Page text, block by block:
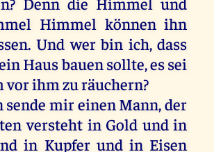
Himmel können ihn
. Und wer bin ich, dass
Hausbauensollte,essei
vorihmzuräuchern?
sende mireinenMann,der
versteht in Gold und in
in Kupfer und in Eisen